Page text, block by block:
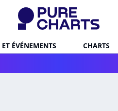
ÉVÉNEMENTS CHARTS